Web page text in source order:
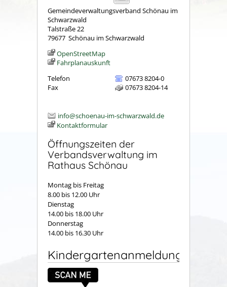
Gemeindeverwaltungsverband Schönau im
Schwarzwald
Talstraße 22
79677 Schönau im Schwarzwald
OpenStreetMap
Fahrplanauskunft
Telefon
07673 8204-0
Fax
07673 8204-14
info@schoenau-im-schwarzwald.de
Kontaktformular
Öffnungszeiten der
Verbandsverwaltung im
Rathaus Schönau
Montag bis Freitag
8.00 bis 12.00 Uhr
Dienstag
14.00 bis 18.00 Uhr
Donnerstag
14.00 bis 16.30 Uhr
Kindergartenanmeldung